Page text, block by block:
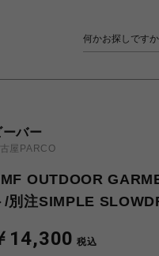
ーバー
屋PARCO
OUTDOOR
/別注SIMPLE
14,300 税込